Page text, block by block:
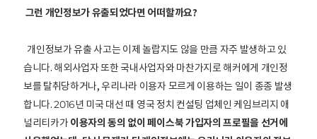
그런 개인정보가 유출되었다면 어떠할까요?
개인정보가 유출 사고는 이제 놀랍지도 않을 만큼 자주 발생하고 있
습니다. 해외사업자 또한 국내사업자와 마찬가지로 해커에게 개인정
보를 탈취당하거나, 우리나라 이용자 모르게 이용하는 일이 종종 발생
합니다. 2016년 미국 대선 때 영국 정치 컨설팅 업체인 케임브리지 애
널리티카가 이용자의 동의 없이 페이스북 가입자의 프로필을 선거에